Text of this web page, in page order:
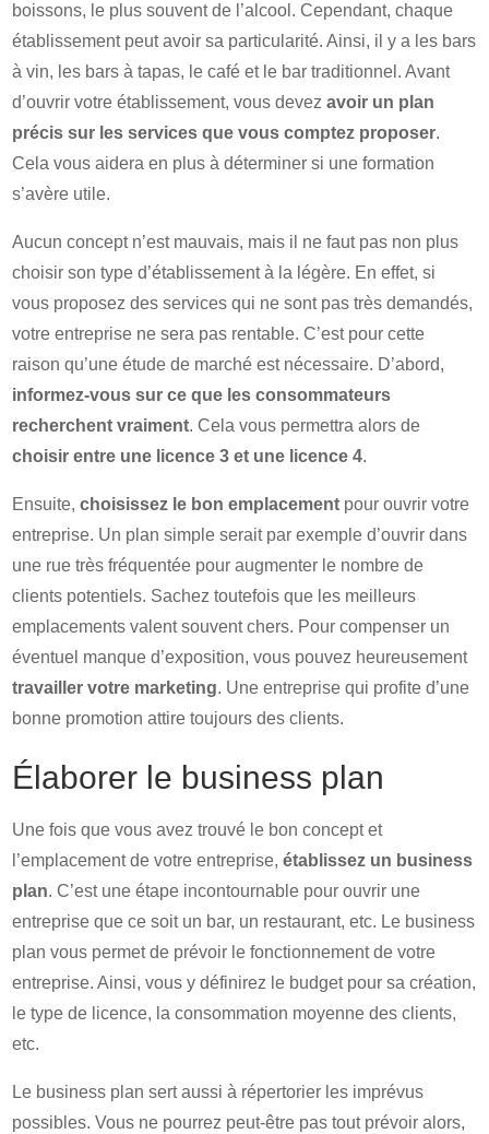
boissons, le plus souvent de l’alcool. Cependant, chaque
établissement peut avoir sa particularité. Ainsi, il y a les bars
à vin, les bars à tapas, le café et le bar traditionnel. Avant
d’ouvrir votre établissement, vous devezavoir un plan
précis sur les services que vous comptez proposer.
Cela vous aidera en plus à déterminer si une formation
s’avère utile.
Aucun concept n’est mauvais, mais il ne faut pas non plus
choisir son type d’établissement à la légère. En effet, si
vous proposez des services qui ne sont pas très demandés,
votre entreprise ne sera pas rentable. C’est pour cette
raison qu’une étude de marché est nécessaire. D’abord,
informez-vous sur ce que les consommateurs
recherchent vraiment. Cela vous permettra alors de
choisir entre une licence 3 et une licence 4.
Ensuite,choisissez le bon emplacement pour ouvrir votre
entreprise. Un plan simple serait par exemple d’ouvrir dans
une rue très fréquentée pour augmenter le nombre de
clients potentiels. Sachez toutefois que les meilleurs
emplacements valent souvent chers. Pour compenser un
éventuel manque d’exposition, vous pouvez heureusement
travailler votre marketing. Une entreprise qui profite d’une
bonne promotion attire toujours des clients.
Élaborer le business plan
Une fois que vous avez trouvé le bon concept et
l’emplacement de votre entreprise,établissez un business
plan. C’est une étape incontournable pour ouvrir une
entreprise que ce soit un bar, un restaurant, etc. Le business
plan vous permet de prévoir le fonctionnement de votre
entreprise. Ainsi, vous y définirez le budget pour sa création,
le type de licence, la consommation moyenne des clients,
etc.
Le business plan sert aussi à répertorier les imprévus
possibles. Vous ne pourrez peut-être pas tout prévoir alors,